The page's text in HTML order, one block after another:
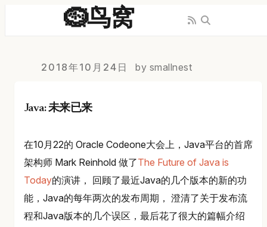
🪹鸟窝
2018年10月24日 by smallnest
Java: 未来已来
在10月22的 Oracle Codeone大会上，Java平台的首席
架构师 Mark Reinhold 做了The Future of Java is
Today的演讲， 回顾了最近Java的几个版本的新的功
能，Java的每年两次的发布周期， 澄清了关于发布流
程和Java版本的几个误区，最后花了很大的篇幅介绍